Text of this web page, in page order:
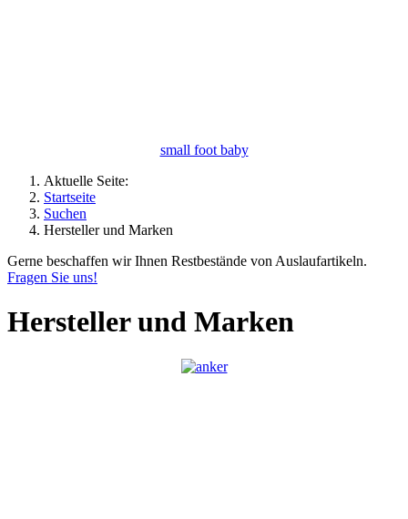
small foot baby
Aktuelle Seite:
Startseite
Suchen
Hersteller und Marken
Gerne beschaffen wir Ihnen Restbestände von Auslaufartikeln.
Fragen Sie uns!
Hersteller und Marken